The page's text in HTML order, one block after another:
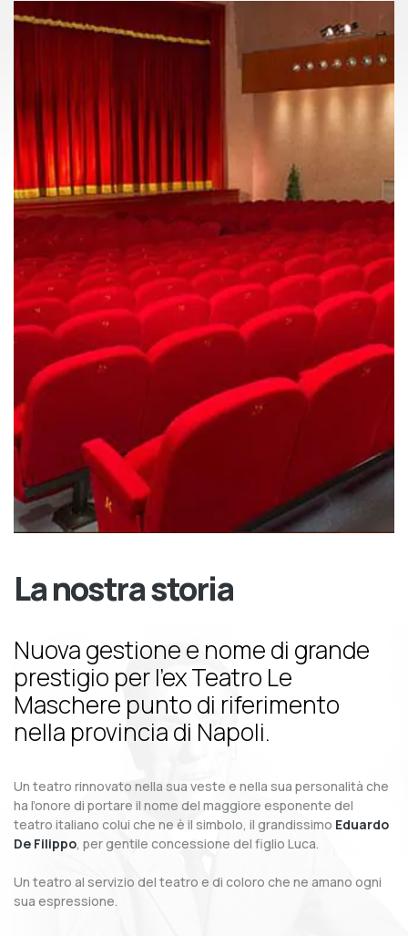
La nostra storia
Nuova gestione e nome di grande
prestigio per l’ex Teatro Le
Maschere punto di riferimento
nella provincia di Napoli.
Un teatro rinnovato nella sua veste e nella sua personalità che
ha l’onore di portare il nome del maggiore esponente del
teatro italiano colui che ne è il simbolo, il grandissimo Eduardo
De Filippo, per gentile concessione del figlio Luca.
Un teatro al servizio del teatro e di coloro che ne amano ogni
sua espressione.